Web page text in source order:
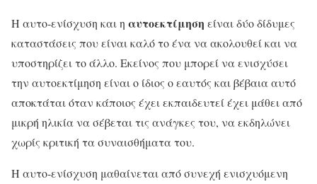
Η αυτο-ενίσχυση και η αυτοεκτίμηση είναι δύο δίδυμες
καταστάσεις που είναι καλό το ένα να ακολουθεί και να
υποστηρίζει το άλλο. Εκείνος που μπορεί να ενισχύσει
την αυτοεκτίμηση είναι ο ίδιος ο εαυτός και βέβαια αυτό
αποκτάται όταν κάποιος έχει εκπαιδευτεί έχει μάθει από
μικρή ηλικία να σέβεται τις ανάγκες του, να εκδηλώνει
χωρίς κριτική τα συναισθήματα του.
Η αυτο-ενίσχυση μαθαίνεται από συνεχή ενισχυόμενη